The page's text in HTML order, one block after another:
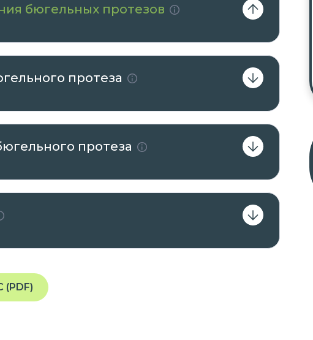
бюгельных протезов
протеза
протеза